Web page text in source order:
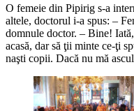
O femeie din Pipirig s-a
altele, doctorul i-a spus: –
domnule doctor. – Bine!
acasă, dar să ţii minte ce-ţi
naşti copii. Dacă nu mă